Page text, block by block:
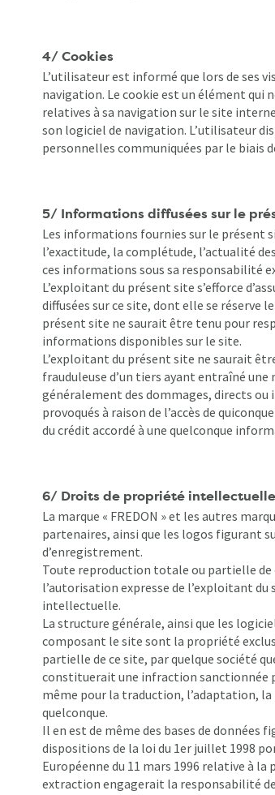
4/ Cookies
L’utilisateur est informé que lors de ses
navigation. Le cookie est un élément qui
relatives à sa navigation sur le site
son logiciel de navigation. L’utilisateur
personnelles communiquées par le biais
5/ Informations diffusées sur le
Les informations fournies sur le présent
l’exactitude, la complétude, l’actualité
ces informations sous sa responsabilité
L’exploitant du présent site s’efforce
diffusées sur ce site, dont elle se réserve
présent site ne saurait être tenu pour
informations disponibles sur le site.
L’exploitant du présent site ne saurait
frauduleuse d’un tiers ayant entraîné
généralement des dommages, directs ou
provoqués à raison de l’accès de
du crédit accordé à une quelconque
6/ Droits de propriété
La marque « FREDON » et les autres
partenaires, ainsi que les logos figurant
d’enregistrement.
Toute reproduction totale ou partielle de
l’autorisation expresse de l’exploitant du
intellectuelle.
La structure générale, ainsi que les
composant le site sont la propriété
partielle de ce site, par quelque société
constituerait une infraction sanctionnée
même pour la traduction, l’adaptation,
quelconque.
Il en est de même des bases de données
dispositions de la loi du 1er juillet 1998
Européenne du 11 mars 1996 relative à
extraction engagerait la responsabilité